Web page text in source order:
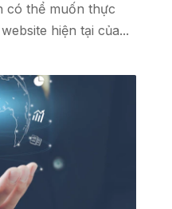
có thể muốn thực
hiện tại của...